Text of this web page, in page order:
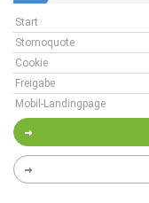
Start
Stornoquote
Cookie
Freigabe
Mobil-Landingpage